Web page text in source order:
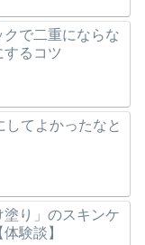
で二重にならな
るコツ
てよかったなと
塗り」のスキンケ
験談】